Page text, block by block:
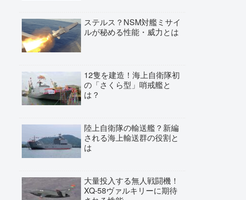
ステルス？NSM対艦ミサイ
ルが秘める性能・威力とは
12隻を建造！海上自衛隊初
の「さくら型」哨戒艦と
は？
陸上自衛隊の輸送艦？新編
される海上輸送群の役割と
は
大量投入する無人戦闘機！
XQ-58ヴァルキリーに期待